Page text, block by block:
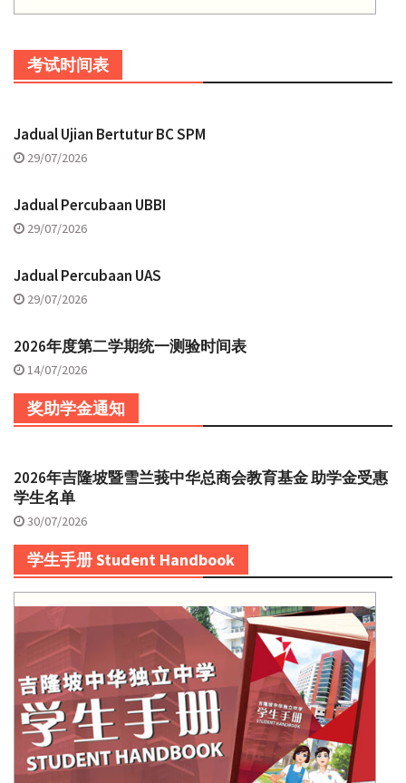
考试时间表
Jadual Ujian Bertutur BC SPM
29/07/2026
Jadual Percubaan UBBI
29/07/2026
Jadual Percubaan UAS
29/07/2026
2026年度第二学期统一测验时间表
14/07/2026
奖助学金通知
2026年吉隆坡暨雪兰莪中华总商会教育基金 助学金受惠
学生名单
30/07/2026
学生手册 Student Handbook